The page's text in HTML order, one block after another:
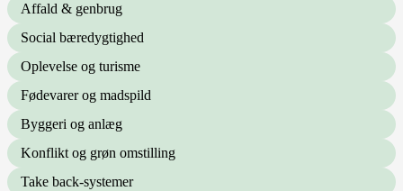
Affald & genbrug
Social bæredygtighed
Oplevelse og turisme
Fødevarer og madspild
Byggeri og anlæg
Konflikt og grøn omstilling
Take back-systemer